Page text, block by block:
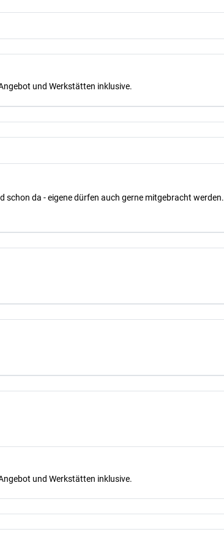
und Werkstätten inklusive.
schon da - eigene dürfen auch gerne mitgebracht werden.
und Werkstätten inklusive.